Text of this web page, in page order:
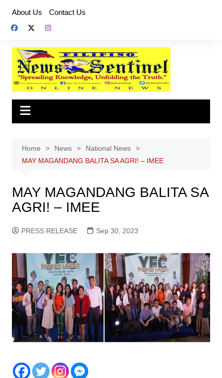
content
About Us Contact Us
Home News
National News
MAY MAGANDANG BALITA SA AGRI! – IMEE
MAY MAGANDANG BALITA SA
AGRI! – IMEE
PRESS RELEASE Sep 30, 2023